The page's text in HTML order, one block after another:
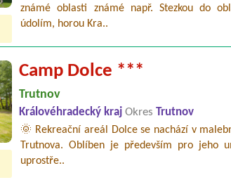
známé oblasti známé např. Stezkou do
údolím, horou Kra..
Camp Dolce ***
Trutnov
Královéhradecký krajOkres Trutnov
🌞 Rekreační areál Dolce se nachází v
Trutnova. Oblíben je především pro jeho
uprostře..